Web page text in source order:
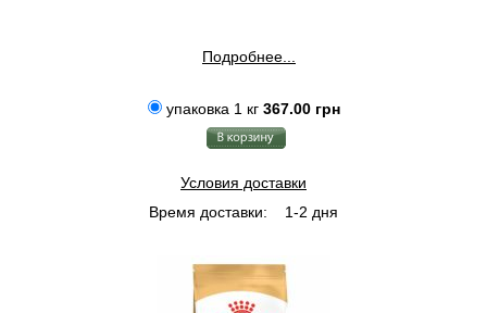
Подробнее...
упаковка 1 кг 367.00 грн
Условия доставки
Время доставки:
1-2 дня